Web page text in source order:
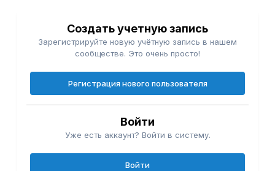
Создать учетную запись
Зарегистрируйте новую учётную запись в нашем
сообществе. Это очень просто!
Регистрация нового пользователя
Войти
Уже есть аккаунт? Войти в систему.
Войти